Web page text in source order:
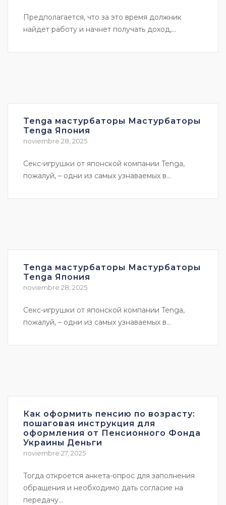
Предполагается, что за это время должник
найдет работу и начнет получать доход,...
Tenga мастурбаторы Мастурбаторы
Tenga Япония
noviembre 28, 2025
Секс-игрушки от японской компании Tenga,
пожалуй, – одни из самых узнаваемых в...
Tenga мастурбаторы Мастурбаторы
Tenga Япония
noviembre 28, 2025
Секс-игрушки от японской компании Tenga,
пожалуй, – одни из самых узнаваемых в...
Как оформить пенсию по возрасту:
пошаговая инструкция для
оформления от Пенсионного Фонда
Украины Деньги
noviembre 27, 2025
Тогда откроется анкета-опрос для заполнения
обращения и необходимо дать согласие на
передачу...